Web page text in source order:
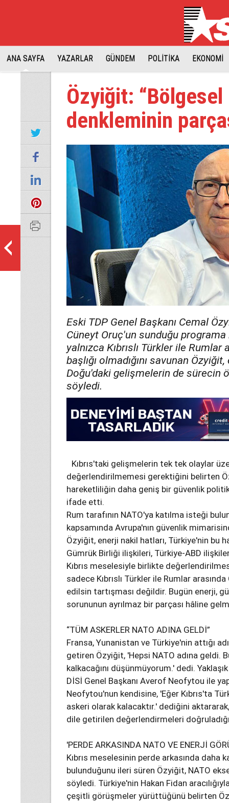
ANA SAYFA YAZARLAR GÜNDEM POLİTİKA EKONOMİ
Özyiğit: “Bölgesel
denkleminin
Eski TDP Genel Başkanı Cemal
Cüneyt Oruç'un sunduğu programa
yalnızca Kıbrıslı Türkler ile
başlığı olmadığını savunan
Doğu'daki gelişmelerin de sürecin
söyledi.
Kıbrıs'taki gelişmelerin tek tek olaylar
değerlendirilmemesi gerektiğini belirten
hareketliliğin daha geniş bir güvenlik
ifade etti.
Rum tarafının NATO'ya katılma isteği
kapsamında Avrupa'nın güvenlik
Özyiğit, enerji nakil hatları, Türkiye'nin bu
Gümrük Birliği ilişkileri, Türkiye-ABD
Kıbrıs meselesiyle birlikte
sadece Kıbrıslı Türkler ile Rumlar
edilsin tartışması değildir. Bugün enerji,
sorununun ayrılmaz bir parçası hâline
“TÜM ASKERLER NATO ADINA GELDİ”
Fransa, Yunanistan ve Türkiye'nin attığı
getiren Özyiğit, 'Hepsi NATO adına geldi.
kalkacağını düşünmüyorum.' dedi.
DİSİ Genel Başkanı Averof Neofytou ile
Neofytou'nun kendisine, 'Eğer Kıbrıs'ta
askeri olarak kalacaktır.' dediğini
dile getirilen değerlendirmeleri
'PERDE ARKASINDA NATO VE ENERJİ
Kıbrıs meselesinin perde arkasında daha
bulunduğunu ileri süren Özyiğit, NATO
söyledi. Türkiye'nin Hakan Fidan
çeşitli görüşmeler yürüttüğünü belirten